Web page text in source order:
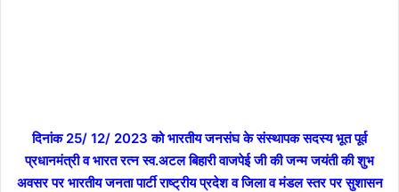
दिनांक 25/ 12/ 2023 को भारतीय जनसंघ के संस्थापक सदस्य भूत पूर्व
प्रधानमंत्री व भारत रत्न स्व.अटल बिहारी वाजपेई जी की जन्म जयंती की शुभ
अवसर पर भारतीय जनता पार्टी राष्ट्रीय प्रदेश व जिला व मंडल स्तर पर सुशासन